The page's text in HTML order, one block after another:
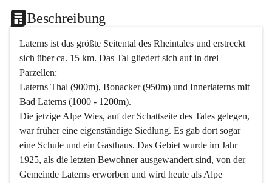
Beschreibung
Laterns ist das größte Seitental des Rheintales und erstreckt
sich über ca. 15 km. Das Tal gliedert sich auf in drei
Parzellen:
Laterns Thal (900m), Bonacker (950m) und Innerlaterns mit
Bad Laterns (1000 - 1200m).
Die jetzige Alpe Wies, auf der Schattseite des Tales gelegen,
war früher eine eigenständige Siedlung. Es gab dort sogar
eine Schule und ein Gasthaus. Das Gebiet wurde im Jahr
1925, als die letzten Bewohner ausgewandert sind, von der
Gemeinde Laterns erworben und wird heute als Alpe